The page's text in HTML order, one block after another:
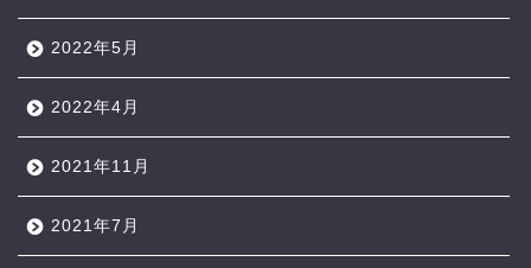
2022年5月
2022年4月
2021年11月
2021年7月